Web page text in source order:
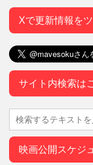
Xで更新情報を
サイト内検索は
映画公開スケジ